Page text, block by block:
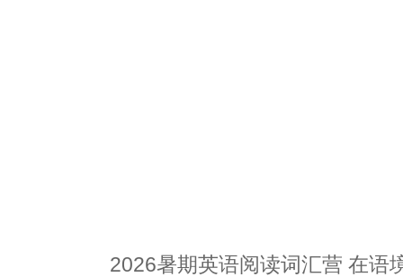
2026暑期英语阅读词汇营 在语